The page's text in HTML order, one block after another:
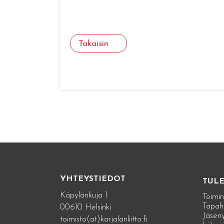
Takaisin
YHTEYSTIEDOT
Käpylänkuja 1
00610 Helsinki
toimisto(at)karjalanliitto.fi